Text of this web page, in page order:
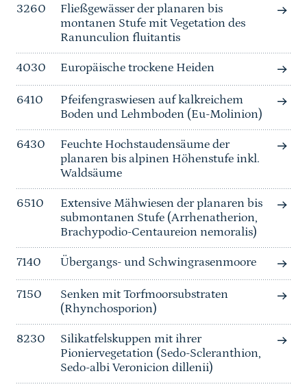
3260
Fließgewässer der planaren bis
montanen Stufe mit Vegetation des
Ranunculion fluitantis
4030 Europäische trockene Heiden
6410
Pfeifengraswiesen auf kalkreichem
Boden und Lehmboden (Eu-Molinion)
6430
Feuchte Hochstaudensäume der
planaren bis alpinen Höhenstufe inkl.
Waldsäume
6510
Extensive Mähwiesen der planaren bis
submontanen Stufe (Arrhenatherion,
Brachypodio-Centaureion nemoralis)
7140 Übergangs- und Schwingrasenmoore
7150
Senken mit Torfmoorsubstraten
(Rhynchosporion)
8230
Silikatfelskuppen mit ihrer
Pioniervegetation (Sedo-Scleranthion,
Sedo-albi Veronicion dillenii)